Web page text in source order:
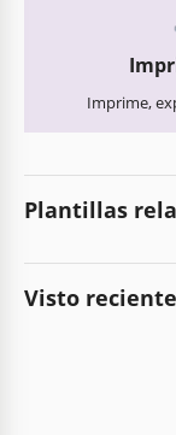
Imprime,
Plantillas
Visto